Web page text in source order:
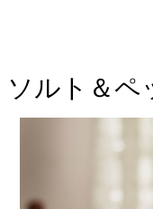
ソルト＆ペ